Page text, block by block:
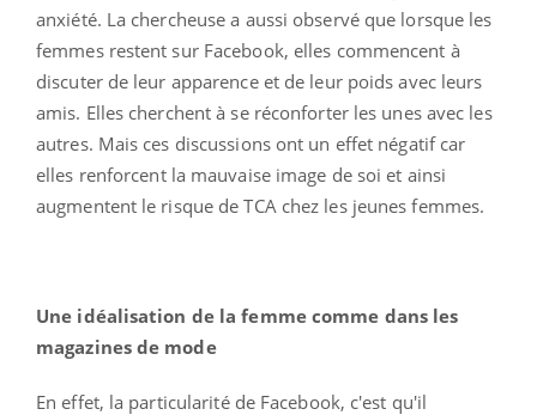
anxiété. La chercheuse a aussi observé que lorsque les
femmes restent sur Facebook, elles commencent à
discuter de leur apparence et de leur poids avec leurs
amis. Elles cherchent à se réconforter les unes avec les
autres. Mais ces discussions ont un effet négatif car
elles renforcent la mauvaise image de soi et ainsi
augmentent le risque de TCA chez les jeunes femmes.
Une idéalisation de la femme comme dans les
magazines de mode
En effet, la particularité de Facebook, c'est qu'il